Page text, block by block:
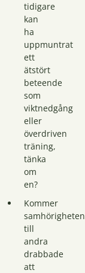
tidigare
kan
ha
uppmuntrat
ett
ätstört
beteende
som
viktnedgång
eller
överdriven
träning,
tänka
om
en?
Kommer
samhörigheten
till
andra
drabbade
att